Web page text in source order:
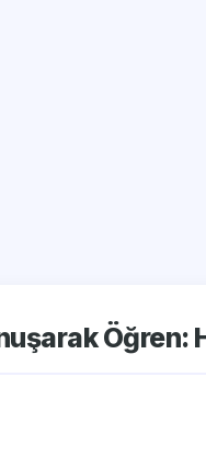
Öğren: